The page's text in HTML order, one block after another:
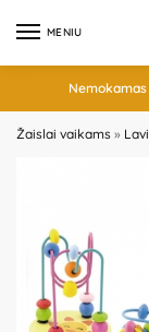
MENIU
Žaislai vaikams »